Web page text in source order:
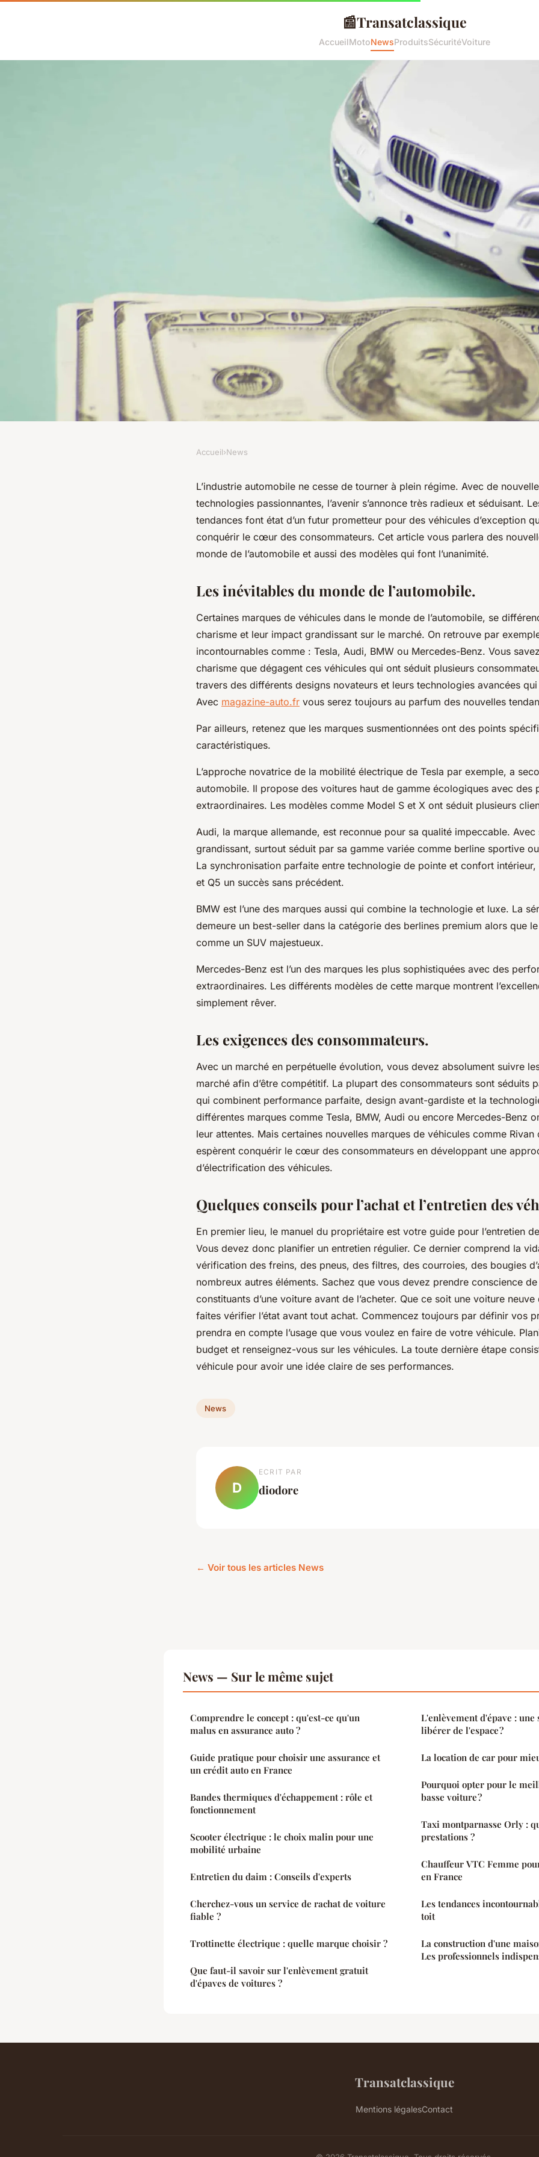
📰Transatclassique
AccueilMotoNewsProduitsSécuritéVoiture
Les tendances du marché de
Accueil›News
L’industrie automobile ne cesse de tourner à plein régime. Avec de
technologies passionnantes, l’avenir s’annonce très radieux et séduisant.
tendances font état d’un futur prometteur pour des véhicules d’exception
conquérir le cœur des consommateurs. Cet article vous parlera des
monde de l’automobile et aussi des modèles qui font l’unanimité.
Les inévitables du monde de l’automobile.
Certaines marques de véhicules dans le monde de l’automobile, se
charisme et leur impact grandissant sur le marché. On retrouve par
incontournables comme : Tesla, Audi, BMW ou Mercedes-Benz. Vous
charisme que dégagent ces véhicules qui ont séduit plusieurs
travers des différents designs novateurs et leurs technologies avancées qui
Avec magazine-auto.fr vous serez toujours au parfum des nouvelles
Par ailleurs, retenez que les marques susmentionnées ont des points
caractéristiques.
L’approche novatrice de la mobilité électrique de Tesla par exemple, a
automobile. Il propose des voitures haut de gamme écologiques avec des
extraordinaires. Les modèles comme Model S et X ont séduit plusieurs
Audi, la marque allemande, est reconnue pour sa qualité impeccable.
grandissant, surtout séduit par sa gamme variée comme berline sportive
La synchronisation parfaite entre technologie de pointe et confort
et Q5 un succès sans précédent.
BMW est l’une des marques aussi qui combine la technologie et luxe. La
demeure un best-seller dans la catégorie des berlines premium alors que
comme un SUV majestueux.
Mercedes-Benz est l’un des marques les plus sophistiquées avec des
extraordinaires. Les différents modèles de cette marque montrent
simplement rêver.
Les exigences des consommateurs.
Avec un marché en perpétuelle évolution, vous devez absolument suivre
marché afin d’être compétitif. La plupart des consommateurs sont séduits
qui combinent performance parfaite, design avant-gardiste et la
différentes marques comme Tesla, BMW, Audi ou encore Mercedes-Benz
leur attentes. Mais certaines nouvelles marques de véhicules comme
espèrent conquérir le cœur des consommateurs en développant une
d’électrification des véhicules.
Quelques conseils pour l’achat et l’entretien des
En premier lieu, le manuel du propriétaire est votre guide pour l’entretien
Vous devez donc planifier un entretien régulier. Ce dernier comprend la
vérification des freins, des pneus, des filtres, des courroies, des bougies
nombreux autres éléments. Sachez que vous devez prendre conscience
constituants d’une voiture avant de l’acheter. Que ce soit une voiture neuve
faites vérifier l’état avant tout achat. Commencez toujours par définir vos
prendra en compte l’usage que vous voulez en faire de votre véhicule.
budget et renseignez-vous sur les véhicules. La toute dernière étape
véhicule pour avoir une idée claire de ses performances.
News
D
ECRIT PAR
diodore
← Voir tous les articles News
News — Sur le même sujet
Comprendre le concept : qu'est-ce qu'un
malus en assurance auto ?
Guide pratique pour choisir une assurance et
un crédit auto en France
Bandes thermiques d'échappement : rôle et
fonctionnement
Scooter électrique : le choix malin pour une
mobilité urbaine
Entretien du daim : Conseils d'experts
Cherchez-vous un service de rachat de voiture
fiable ?
Trottinette électrique : quelle marque choisir ?
Que faut-il savoir sur l'enlèvement gratuit
d'épaves de voitures ?
L'enlèvement d'épave :
libérer de l'espace ?
La location de car pour
Pourquoi opter pour le
basse voiture ?
Taxi montparnasse Orly :
prestations ?
Chauffeur VTC Femme
en France
Les tendances
toit
La construction d'une
Les professionnels
Transatclassique
Mentions légalesContact